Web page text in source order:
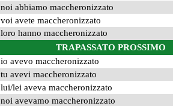
noi abbiamo maccheronizzato
voi avete maccheronizzato
loro hanno maccheronizzato
TRAPASSATO PROSSIMO
io avevo maccheronizzato
tu avevi maccheronizzato
lui/lei aveva maccheronizzato
noi avevamo maccheronizzato